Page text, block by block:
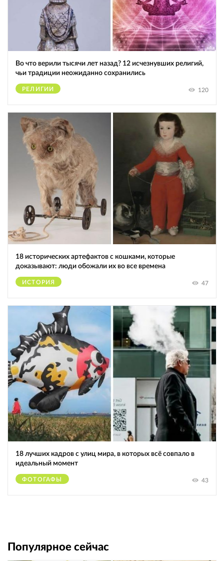
Во что верили тысячи лет назад? 12 исчезнувших религий,
чьи традиции неожиданно сохранились
РЕЛИГИИ 120
18 исторических артефактов с кошками, которые
доказывают: люди обожали их во все времена
ИСТОРИЯ 47
18 лучших кадров с улиц мира, в которых всё совпало в
идеальный момент
ФОТОГАФЫ 43
Популярное сейчас